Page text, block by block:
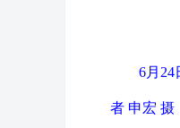
6月24
者 申宏 摄